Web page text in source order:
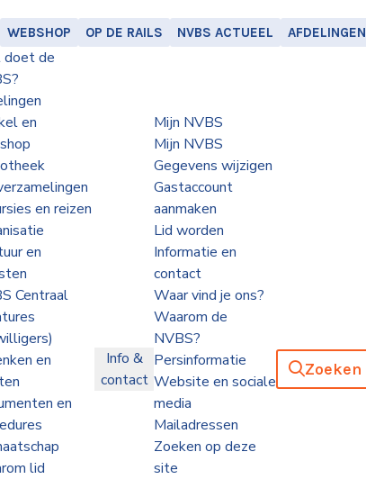
WEBSHOP OP DE RAILS NVBS ACTUEEL AFDELINGEN
de
en
en reizen
en
Centraal
en
en
lid
Info &
contact
Mijn NVBS
Mijn NVBS
Gegevens wijzigen
Gastaccount
aanmaken
Lid worden
Informatie en
contact
Waar vind je ons?
Waarom de
NVBS?
Persinformatie
Website en sociale
media
Mailadressen
Zoeken op deze
site
Zoeken